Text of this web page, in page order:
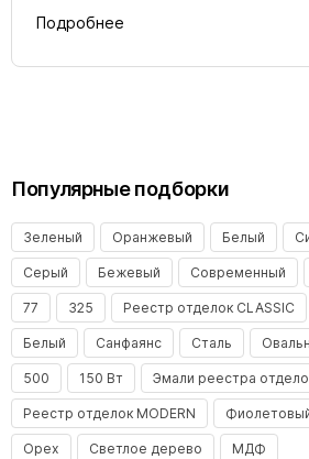
Подробнее
Популярные подборки
Зеленый Оранжевый Белый
Серый Бежевый Современный
77 325 Реестр отделок CLASSIC
Белый Санфаянс Сталь
500 150 Вт Эмали реестра
Реестр отделок MODERN
Орех Светлое дерево МДФ